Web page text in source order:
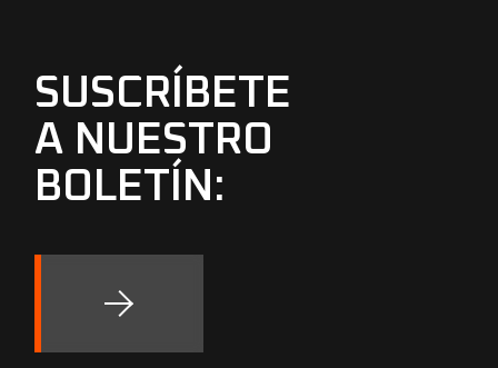
SUSCRÍBETE
A NUESTRO
BOLETÍN: